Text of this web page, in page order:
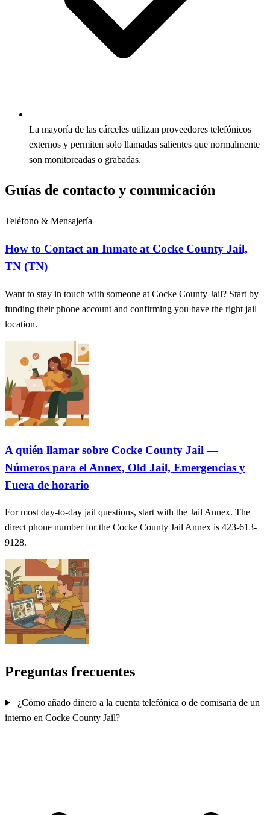
La mayoría de las cárceles utilizan proveedores telefónicos
externos y permiten solo llamadas salientes que normalmente
son monitoreadas o grabadas.
Guías de contacto y comunicación
Teléfono & Mensajería
How to Contact an Inmate at Cocke County Jail,
TN (TN)
Want to stay in touch with someone at Cocke County Jail? Start by
funding their phone account and confirming you have the right jail
location.
A quién llamar sobre Cocke County Jail —
Números para el Annex, Old Jail, Emergencias y
Fuera de horario
For most day-to-day jail questions, start with the Jail Annex. The
direct phone number for the Cocke County Jail Annex is 423-613-
9128.
Preguntas frecuentes
¿Cómo añado dinero a la cuenta telefónica o de comisaría de un
interno en Cocke County Jail?